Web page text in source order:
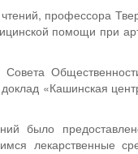
профессора
помощи при
«Кашинская
было
лекарственные